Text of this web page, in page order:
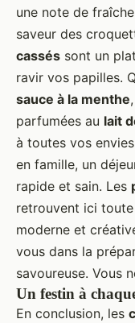
une note de
saveur des
cassés sont un
ravir vos papilles.
sauce à la menthe
parfumées au lait
à toutes vos
en famille, un
rapide et sain. Les
retrouvent ici
moderne et
vous dans la
savoureuse. Vous
Un festin à
En conclusion, les